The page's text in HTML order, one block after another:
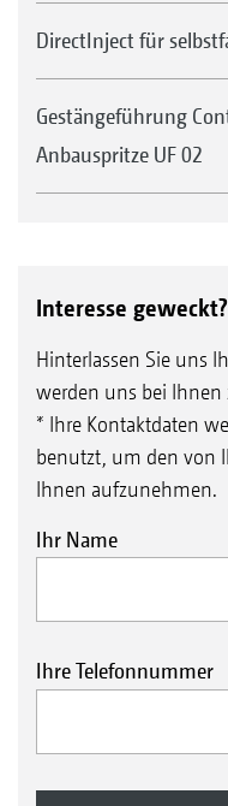
DirectInject für
Gestängeführung
Anbauspritze UF 02
Interesse geweckt?
Hinterlassen Sie uns
werden uns bei Ihnen
* Ihre Kontaktdaten
benutzt, um den von
Ihnen aufzunehmen.
Ihr Name
Ihre Telefonnummer